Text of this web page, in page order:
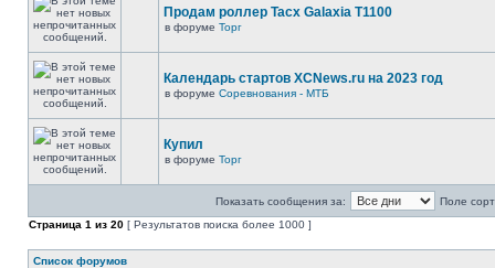
Продам роллер Tacx Galaxia T1100
в форуме Торг
Календарь стартов XCNews.ru на 2023 год
в форуме Соревнования - МТБ
Купил
в форуме Торг
Показать сообщения за:
Поле
Страница 1 из 20 [ Результатов поиска более 1000 ]
Список форумов